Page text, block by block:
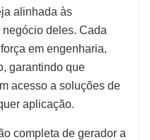
alinhada às
deles. Cada
em engenharia,
garantindo que
acesso a soluções de
aplicação.
completa de gerador a